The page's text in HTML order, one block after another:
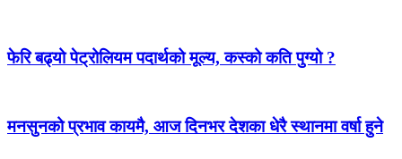
फेरि बढ्यो पेट्रोलियम पदार्थको मूल्य, कस्को कति पुग्यो ?
मनसुनको प्रभाव कायमै, आज दिनभर देशका धेरै स्थानमा वर्षा हुने